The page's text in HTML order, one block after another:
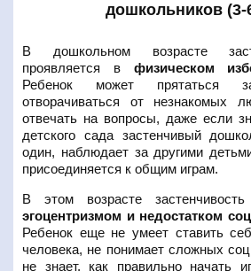
дошкольников (3-
В дошкольном возрасте
проявляется в физическом
Ребенок может прятаться
отворачиваться от незнакомых
отвечать на вопросы, даже если
детского сада застенчивый
один, наблюдает за другими
присоединяется к общим играм.
В этом возрасте
эгоцентризмом и недостатком
Ребенок еще не умеет ставить
человека, не понимает сложных
не знает, как правильно начать